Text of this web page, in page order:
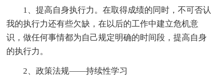
1、提高自身执行力。在取得成绩的同时，不可否认
我的执行力还有些欠缺，在以后的工作中建立危机意
识，做任何事情都为自己规定明确的时间段，提高自身
的执行力。
2、政策法规——持续性学习